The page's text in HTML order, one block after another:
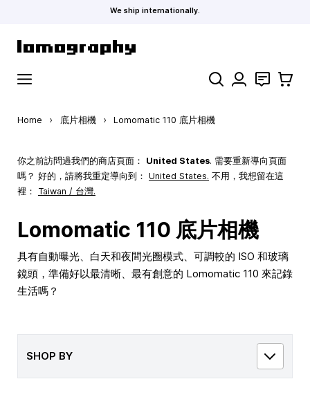
We ship internationally.
Search 聯絡 購物車
Home › 底片相機 › Lomomatic 110 底片相機
你之前訪問過我們的商店頁面： United States. 需要重新導向頁面
嗎？ 好的，請將我重定導向到： United States. 不用，我想留在這
裡： Taiwan / 台灣.
Lomomatic 110 底片相機
具有自動曝光、白天和夜間光圈模式、可調較的 ISO 和玻璃
鏡頭，準備好以最清晰、最有創意的 Lomomatic 110 來記錄
生活嗎？
SHOP BY